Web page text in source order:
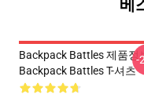
베
Backpack Battles 제품정
Backpack Battles T-셔츠
-